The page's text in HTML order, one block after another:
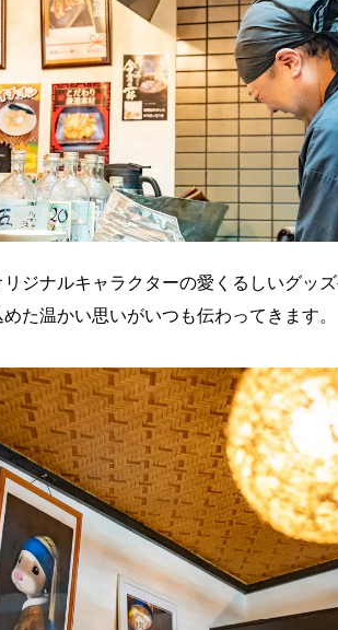
ジナルキャラクターの愛くるしいグッズ
た温かい思いがいつも伝わってきます。